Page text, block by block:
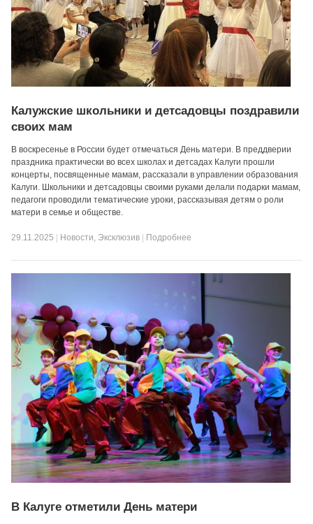
Калужские школьники и детсадовцы поздравили
своих мам
В воскресенье в России будет отмечаться День матери. В преддверии
праздника практически во всех школах и детсадах Калуги прошли
концерты, посвященные мамам, рассказали в управлении образования
Калуги. Школьники и детсадовцы своими руками делали подарки мамам,
педагоги проводили тематические уроки, рассказывая детям о роли
матери в семье и обществе.
29.11.2025 Новости, Эксклюзив Подробнее
В Калуге отметили День матери